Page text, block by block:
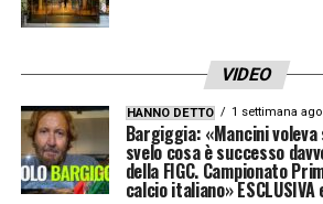
VIDEO
HANNO DETTO 1 settimana ago
Bargiggia: «Mancini voleva
svelo cosa è successo
della FIGC. Campionato
calcio italiano» ESCLUSIVA